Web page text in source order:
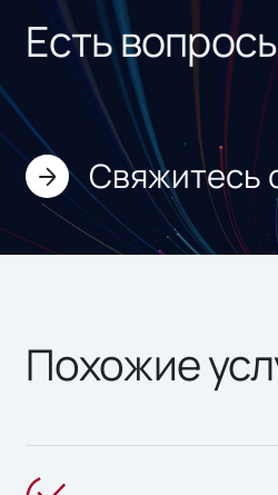
Есть
Свяжитесь
Похожие